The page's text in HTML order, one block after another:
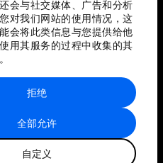
会与社交媒体、广告和分析
对我们网站的使用情况，这
会将此类信息与您提供给他
用其服务的过程中收集的其
全部允许
自定义
拒绝
地图
界经济论坛